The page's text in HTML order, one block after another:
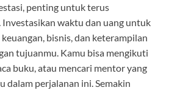
penting untuk terus
Investasikan waktu dan uang untuk
bisnis, dan keterampilan
tujuanmu. Kamu bisa mengikuti
buku, atau mencari mentor yang
dalam perjalanan ini. Semakin